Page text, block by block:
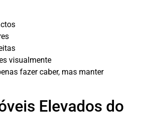
visualmente
fazer caber, mas manter
Elevados do